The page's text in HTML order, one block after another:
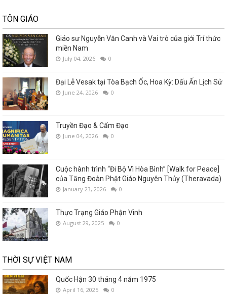
TÔN GIÁO
Giáo sư Nguyễn Văn Canh và Vai trò của giới Trí thức
miền Nam
July 04, 2026 0
Đại Lễ Vesak tại Tòa Bạch Ốc, Hoa Kỳ: Dấu Ấn Lịch Sử
June 24, 2026 0
Truyền Đạo & Cấm Đạo
June 04, 2026 0
Cuộc hành trình “Đi Bộ Vì Hòa Bình” [Walk for Peace]
của Tăng Đoàn Phật Giáo Nguyên Thủy (Theravada)
January 23, 2026 0
Thực Trạng Giáo Phận Vinh
August 29, 2025 0
THỜI SỰ VIỆT NAM
Quốc Hận 30 tháng 4 năm 1975
April 16, 2025 0